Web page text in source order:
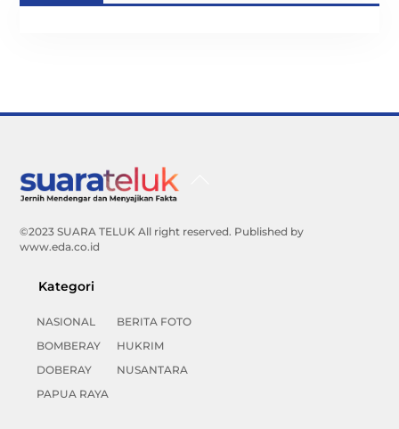
©2023 SUARA TELUK All right reserved. Published by
www.eda.co.id
Kategori
NASIONAL
BOMBERAY
DOBERAY
PAPUA RAYA
BERITA FOTO
HUKRIM
NUSANTARA